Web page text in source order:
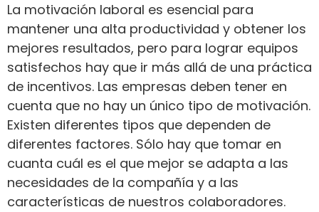
La motivación laboral es esencial para
mantener una alta productividad y obtener los
mejores resultados, pero para lograr equipos
satisfechos hay que ir más allá de una práctica
de incentivos. Las empresas deben tener en
cuenta que no hay un único tipo de motivación.
Existen diferentes tipos que dependen de
diferentes factores. Sólo hay que tomar en
cuanta cuál es el que mejor se adapta a las
necesidades de la compañía y a las
características de nuestros colaboradores.